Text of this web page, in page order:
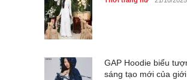
GAP Hoodie biểu
sáng tạo mới của